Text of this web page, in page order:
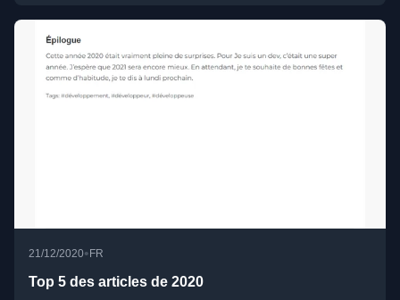
21/12/2020• FR
Top 5 des articles de 2020